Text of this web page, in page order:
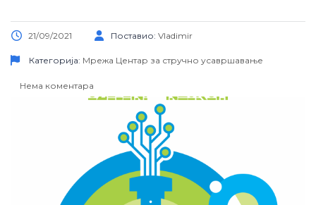
21/09/2021 Поставио: Vladimir
Категорија: Мрежа Центар за стручно усавршавање
Нема коментара